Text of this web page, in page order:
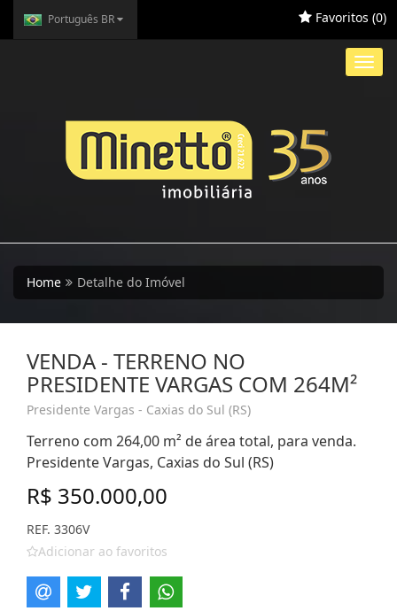
Português BR Favoritos (0)
Home Detalhe do Imóvel
VENDA - TERRENO NO
PRESIDENTE VARGAS COM 264M²
Presidente Vargas - Caxias do Sul (RS)
Terreno com 264,00 m² de área total, para venda.
Presidente Vargas, Caxias do Sul (RS)
R$ 350.000,00
REF. 3306V
Adicionar ao favoritos